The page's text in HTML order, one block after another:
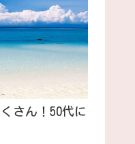
さん！50代に